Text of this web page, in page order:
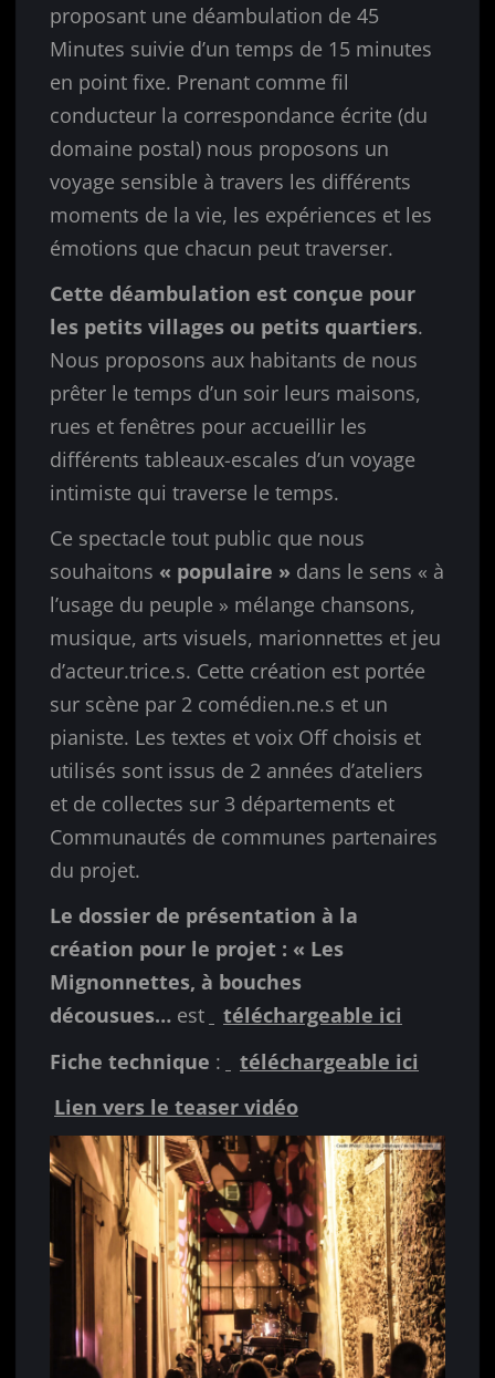
proposant une déambulation de 45
Minutes suivie d’un temps de 15 minutes
en point fixe. Prenant comme fil
conducteur la correspondance écrite (du
domaine postal) nous proposons un
voyage sensible à travers les différents
moments de la vie, les expériences et les
émotions que chacun peut traverser.
Cette déambulation est conçue pour
les petits villages ou petits quartiers.
Nous proposons aux habitants de nous
prêter le temps d’un soir leurs maisons,
rues et fenêtres pour accueillir les
différents tableaux-escales d’un voyage
intimiste qui traverse le temps.
Ce spectacle tout public que nous
souhaitons « populaire » dans le sens « à
l’usage du peuple » mélange chansons,
musique, arts visuels, marionnettes et jeu
d’acteur.trice.s. Cette création est portée
sur scène par 2 comédien.ne.s et un
pianiste. Les textes et voix Off choisis et
utilisés sont issus de 2 années d’ateliers
et de collectes sur 3 départements et
Communautés de communes partenaires
du projet.
Le dossier de présentation à la
création pour le projet : « Les
Mignonnettes, à bouches
décousues… est
téléchargeable ici
Fiche technique :
téléchargeable ici
Lien vers le teaser vidéo